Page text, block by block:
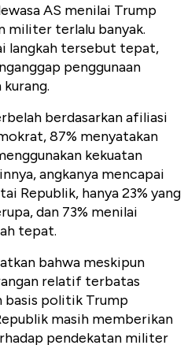
AS menilai Trump
militer terlalu banyak.
langkah tersebut tepat,
penggunaan
berdasarkan afiliasi
87% menyatakan
kekuatan
angkanya mencapai
Republik, hanya 23% yang
dan 73% menilai
tepat.
bahwa meskipun
relatif terbatas
basis politik Trump
masih memberikan
pendekatan militer